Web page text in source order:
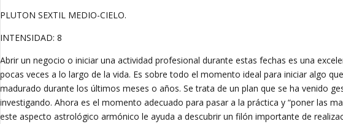
PLUTON SEXTIL MEDIO-CIELO.
INTENSIDAD: 8
Abrir un negocio o iniciar una actividad profesional durante estas fechas es una
pocas veces a lo largo de la vida. Es sobre todo el momento ideal para iniciar algo
madurado durante los últimos meses o años. Se trata de un plan que se ha venido
investigando. Ahora es el momento adecuado para pasar a la práctica y “poner las
este aspecto astrológico armónico le ayuda a descubrir un filón importante de